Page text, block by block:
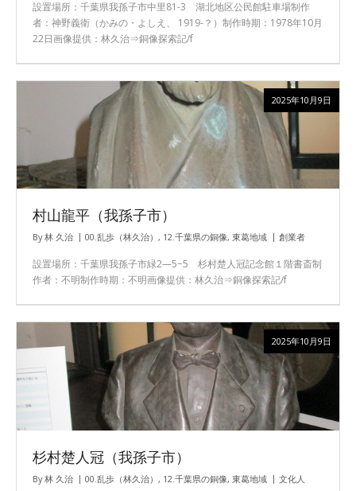
設置場所：千葉県我孫子市中里81-3 湖北地区公民館駐車場制作
者：神野義衛（かみの・よしえ、 1919-？）制作時期：1978年10月
22日画像提供：林久治⇒銅像探索記/f
村山龍平（我孫子市）
By林 久治 00.乱歩（林久治） , 12.千葉県の銅像, 東葛地域 創業者
設置場所：千葉県我孫子市緑2—5−5 杉村楚人冠記念館１階書斎制
作者：不明制作時期：不明画像提供：林久治⇒銅像探索記/f
2025年10月9日
杉村楚人冠（我孫子市）
By林 久治 00.乱歩（林久治） , 12.千葉県の銅像, 東葛地域 文化人
2025年10月9日